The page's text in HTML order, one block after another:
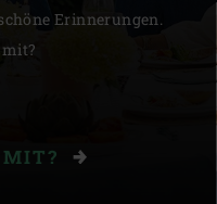
Erinnerungen.
MIT?